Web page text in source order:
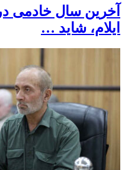
آخرین سال خادمی
ایلام، شاید …